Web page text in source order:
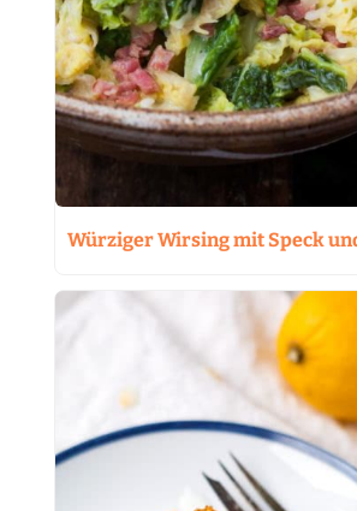
Würziger Wirsing mit Speck